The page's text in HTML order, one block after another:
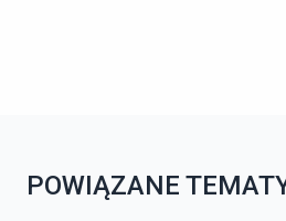
POWIĄZANE